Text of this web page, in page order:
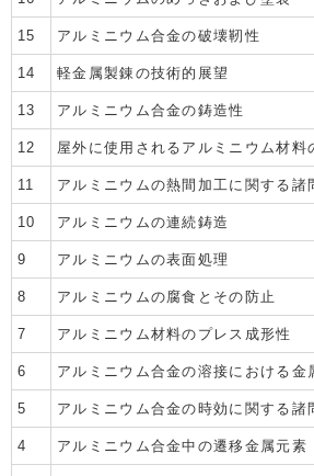
15 アルミニウム合金の破壊靭性
14 軽金属製錬の技術的展望
13 アルミニウム合金の鋳造性
12 屋外に使用されるアルミニウム材料
11 アルミニウムの熱間加工に関する諸
10 アルミニウムの連続鋳造
9 アルミニウムの表面処理
8 アルミニウムの腐食とその防止
7 アルミニウム材料のプレス成形性
6 アルミニウム合金の溶接における金
5 アルミニウム合金の時効に関する諸
4 アルミニウム合金中の遷移金属元素